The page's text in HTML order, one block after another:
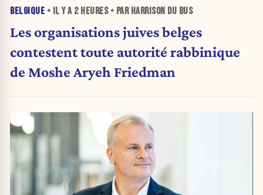
BELGIQUE • IL Y A 2 HEURES• PAR HARRISON DU BUS
Les organisations juives belges
contestent toute autorité rabbinique
de Moshe Aryeh Friedman